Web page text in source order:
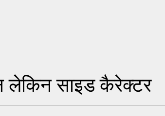
लेकिन साइड कैरेक्टर